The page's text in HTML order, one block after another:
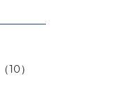
（10）